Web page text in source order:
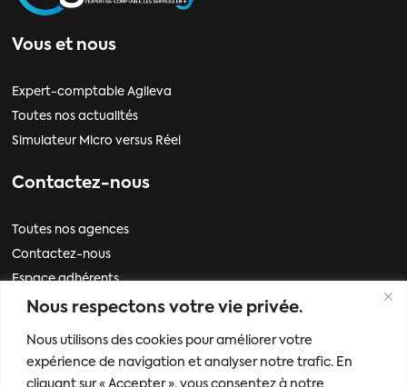
Nous respectons votre vie privée.
Nous utilisons des cookies pour améliorer votre
expérience de navigation et analyser notre trafic. En
cliquant sur « Accepter », vous consentez à notre
Vous et nous
Expert-comptable Agileva
Toutes nos actualités
Simulateur Micro versus Réel
Contactez-nous
Toutes nos agences
Contactez-nous
Espace adhérents
Informations
Mentions légales